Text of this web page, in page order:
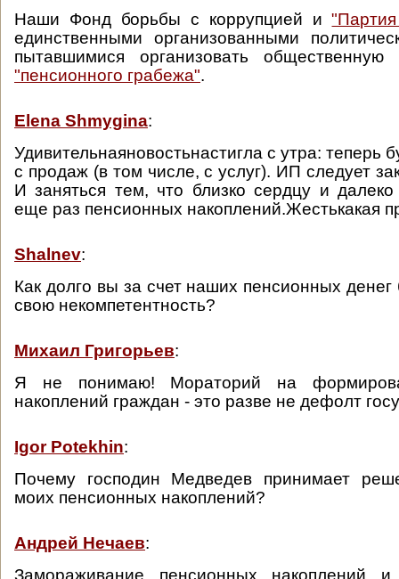
Наши Фонд борьбы с коррупцией и
единственными организованными
пытавшимися организовать общественную
"пенсионного грабежа".
Elena Shmygina:
Удивительнаяновость‬настигла с утра: теперь
с продаж (в том числе, с услуг). ИП следует
И заняться тем, что близко сердцу и
еще раз пенсионных накоплений.‎Жесть‬какая
Shalnev:
Как долго вы за счет наших пенсионных денег
свою некомпетентность?
Михаил Григорьев:
Я не понимаю! Мораторий на
накоплений граждан - это разве не дефолт
Igor Potekhin:
Почему господин Медведев принимает
моих пенсионных накоплений?
Андрей Нечаев:
Замораживание пенсионных накоплений